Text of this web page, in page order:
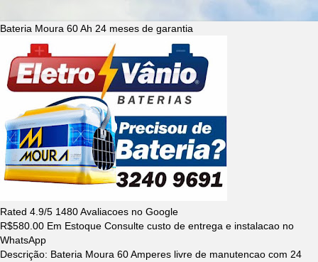
Bateria Moura 60 Ah 24 meses de garantia
Rated 4.9/5 1480Avaliacoes no Google
R$580.00 Em Estoque Consulte custo de entrega e instalacao no
WhatsApp
Descrição: Bateria Moura 60 Amperes livre de manutencao com 24